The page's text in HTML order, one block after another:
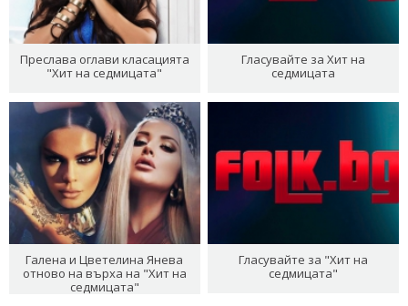
Преслава оглави класацията
"Хит на седмицата"
Гласувайте за Хит на
седмицата
Галена и Цветелина Янева
отново на върха на "Хит на
седмицата"
Гласувайте за "Хит на
седмицата"